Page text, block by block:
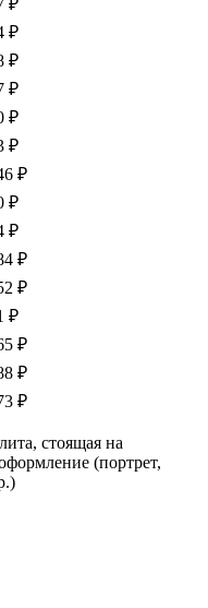
₽
₽
₽
₽
₽
₽
₽
₽
₽
₽
₽
₽
₽
₽
₽
стоящая на
(портрет,